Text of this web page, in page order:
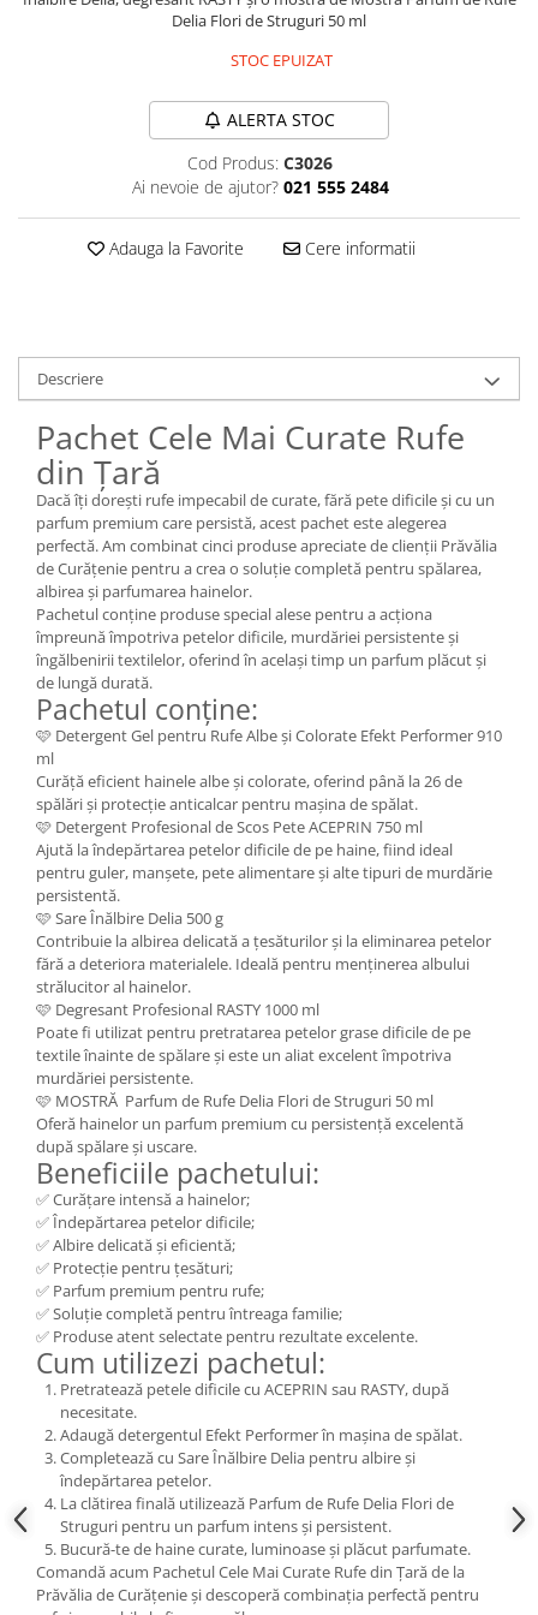
Servetele Umede
Delia Flori de Struguri 50 ml
STOC EPUIZAT
ALERTA STOC
Cod Produs: C3026
Ai nevoie de ajutor? 021 555 2484
Adauga la Favorite Cere informatii
Descriere
Pachet Cele Mai Curate Rufe
din Țară
Dacă îți dorești rufe impecabil de curate, fără pete dificile și cu un
parfum premium care persistă, acest pachet este alegerea
perfectă. Am combinat cinci produse apreciate de clienții Prăvălia
de Curățenie pentru a crea o soluție completă pentru spălarea,
albirea și parfumarea hainelor.
Pachetul conține produse special alese pentru a acționa
împreună împotriva petelor dificile, murdăriei persistente și
îngălbenirii textilelor, oferind în același timp un parfum plăcut și
de lungă durată.
Pachetul conține:
🩷 Detergent Gel pentru Rufe Albe și Colorate Efekt Performer 910
ml
Curăță eficient hainele albe și colorate, oferind până la 26 de
spălări și protecție anticalcar pentru mașina de spălat.
🩷 Detergent Profesional de Scos Pete ACEPRIN 750 ml
Ajută la îndepărtarea petelor dificile de pe haine, fiind ideal
pentru guler, manșete, pete alimentare și alte tipuri de murdărie
persistentă.
🩷 Sare Înălbire Delia 500 g
Contribuie la albirea delicată a țesăturilor și la eliminarea petelor
fără a deteriora materialele. Ideală pentru menținerea albului
strălucitor al hainelor.
🩷 Degresant Profesional RASTY 1000 ml
Poate fi utilizat pentru pretratarea petelor grase dificile de pe
textile înainte de spălare și este un aliat excelent împotriva
murdăriei persistente.
🩷 MOSTRĂ Parfum de Rufe Delia Flori de Struguri 50 ml
Oferă hainelor un parfum premium cu persistență excelentă
după spălare și uscare.
Beneficiile pachetului:
✅ Curățare intensă a hainelor;
✅ Îndepărtarea petelor dificile;
✅ Albire delicată și eficientă;
✅ Protecție pentru țesături;
✅ Parfum premium pentru rufe;
✅ Soluție completă pentru întreaga familie;
✅ Produse atent selectate pentru rezultate excelente.
Cum utilizezi pachetul:
Pretratează petele dificile cu ACEPRIN sau RASTY, după
necesitate.
Adaugă detergentul Efekt Performer în mașina de spălat.
Completează cu Sare Înălbire Delia pentru albire și
îndepărtarea petelor.
La clătirea finală utilizează Parfum de Rufe Delia Flori de
Struguri pentru un parfum intens și persistent.
Bucură-te de haine curate, luminoase și plăcut parfumate.
Comandă acum Pachetul Cele Mai Curate Rufe din Țară de la
Prăvălia de Curățenie și descoperă combinația perfectă pentru